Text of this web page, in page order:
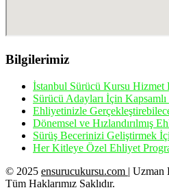
Bilgilerimiz
İstanbul Sürücü Kursu Hizmet
Sürücü Adayları İçin
Ehliyetinizle
Dönemsel ve Hızlandırılmış
Sürüş Becerinizi Geliştirmek
Her Kitleye Özel Ehliyet
© 2025 ensurucukursu.com | Uzman
Tüm Haklarımız Saklıdır.